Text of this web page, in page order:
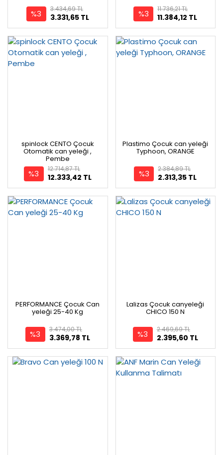
%3 3.331,65 TL
3.434,69 TL %3 11.384,12 TL
11.736,21 TL
spinlock CENTO Çocuk
Otomatik can yeleği ,
Pembe
%3 12.333,42 TL
12.714,87 TL
Plastimo Çocuk can yeleği
Typhoon, ORANGE
%3 2.313,35 TL
2.384,89 TL
PERFORMANCE Çocuk Can
yeleği 25-40 Kg
%3 3.369,78 TL
3.474,00 TL
Lalizas Çocuk canyeleği
CHICO 150 N
%3 2.395,60 TL
2.469,69 TL